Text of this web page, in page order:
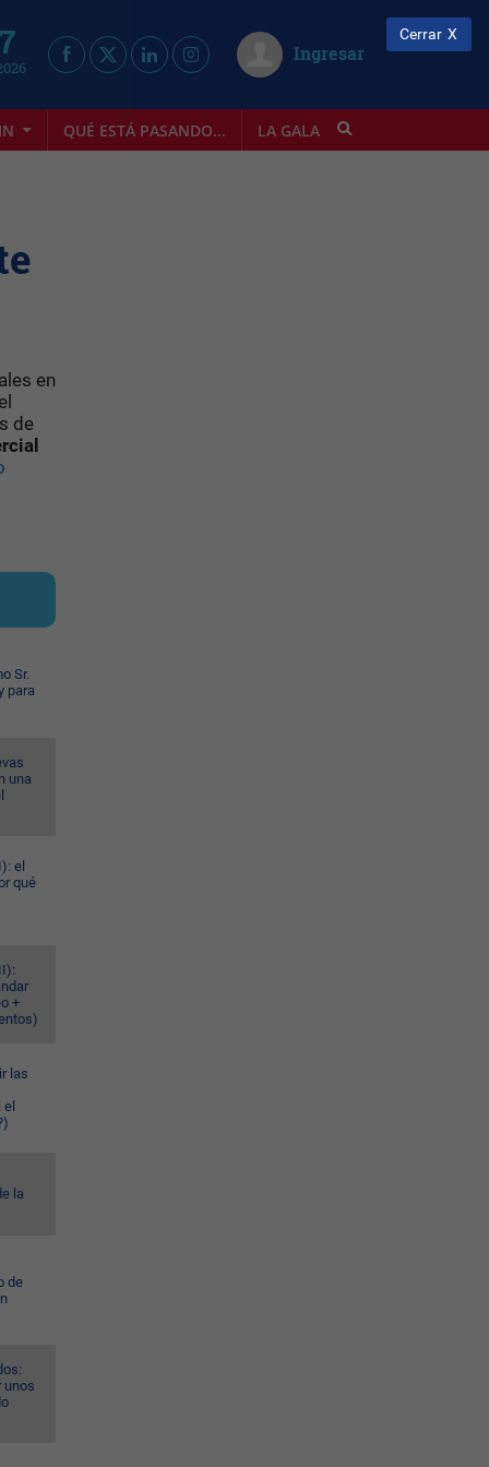
Ingresar
QUÉ ESTÁ PASANDO... LA GALA INFOSTYLE
en
de
Sr.
para
una
el
qué
+
las
la
de
unos
Cerrar